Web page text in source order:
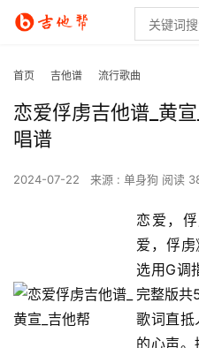
首页 吉他谱 流行歌曲
恋爱俘虏吉他谱_黄
唱谱
2024-07-22 来源 : 单身狗 阅读
恋爱，
爱，俘虏
选用G调
完整版共
歌词直抵
的心声。